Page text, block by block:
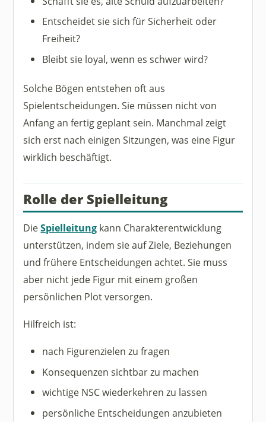
Entscheidet sie sich für Sicherheit oder
Freiheit?
Bleibt sie loyal, wenn es schwer wird?
Solche Bögen entstehen oft aus
Spielentscheidungen. Sie müssen nicht von
Anfang an fertig geplant sein. Manchmal zeigt
sich erst nach einigen Sitzungen, was eine Figur
wirklich beschäftigt.
Rolle der Spielleitung
DieSpielleitung kann Charakterentwicklung
unterstützen, indem sie auf Ziele, Beziehungen
und frühere Entscheidungen achtet. Sie muss
aber nicht jede Figur mit einem großen
persönlichen Plot versorgen.
Hilfreich ist:
nach Figurenzielen zu fragen
Konsequenzen sichtbar zu machen
wichtige NSC wiederkehren zu lassen
persönliche Entscheidungen anzubieten